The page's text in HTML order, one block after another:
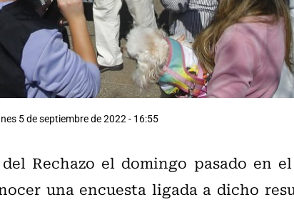
5 de septiembre de 2022 - 16:55
Rechazo el domingo pasado en
una encuesta ligada a dicho